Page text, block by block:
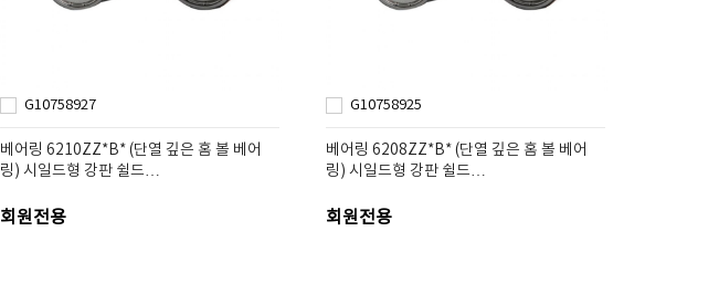
G10758927
베어링 6210ZZ*B* (단열 깊은 홈 볼 베어
링) 시일드형 강판 쉴드…
회원전용
G10758925
베어링 6208ZZ*B* (단열 깊은 홈 볼 베어
링) 시일드형 강판 쉴드…
회원전용